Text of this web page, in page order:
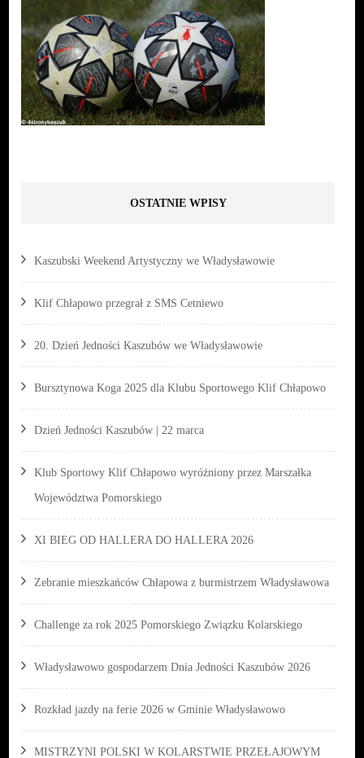
OSTATNIE WPISY
Kaszubski Weekend Artystyczny we Władysławowie
Klif Chłapowo przegrał z SMS Cetniewo
20. Dzień Jedności Kaszubów we Władysławowie
Bursztynowa Koga 2025 dla Klubu Sportowego Klif Chłapowo
Dzień Jedności Kaszubów | 22 marca
Klub Sportowy Klif Chłapowo wyróżniony przez Marszałka
Województwa Pomorskiego
XI BIEG OD HALLERA DO HALLERA 2026
Zebranie mieszkańców Chłapowa z burmistrzem Władysławowa
Challenge za rok 2025 Pomorskiego Związku Kolarskiego
Władysławowo gospodarzem Dnia Jedności Kaszubów 2026
Rozkład jazdy na ferie 2026 w Gminie Władysławowo
MISTRZYNI POLSKI W KOLARSTWIE PRZEŁAJOWYM